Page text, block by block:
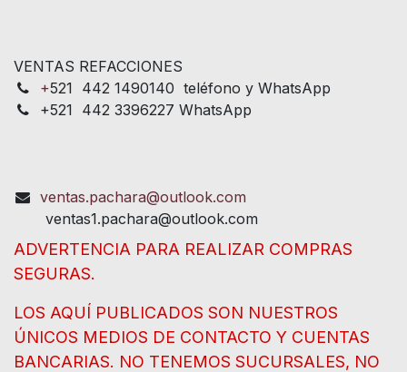
VENTAS REFACCIONES
+521 442 1490140 teléfono y WhatsApp
+521 442 3396227 WhatsApp
ventas.pachara@outlook.com
ventas1.pachara@outlook.com
ADVERTENCIA PARA REALIZAR COMPRAS
SEGURAS.
LOS AQUÍ PUBLICADOS SON NUESTROS
ÚNICOS MEDIOS DE CONTACTO Y CUENTAS
BANCARIAS. NO TENEMOS SUCURSALES, NO